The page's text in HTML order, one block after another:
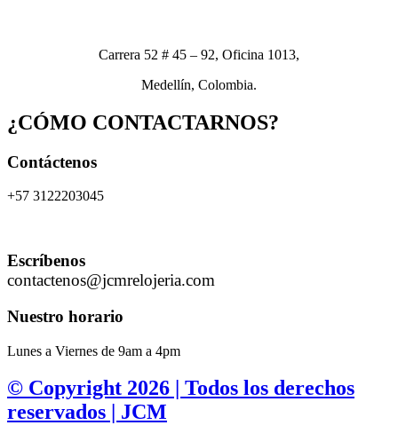
Carrera 52 # 45 – 92, Oficina 1013,
Medellín, Colombia.
¿CÓMO CONTACTARNOS?
Contáctenos
+57 3122203045
Escríbenos
contactenos@jcmrelojeria.com
Nuestro horario
Lunes a Viernes de 9am a 4pm
© Copyright 2026 | Todos los derechos
reservados | JCM